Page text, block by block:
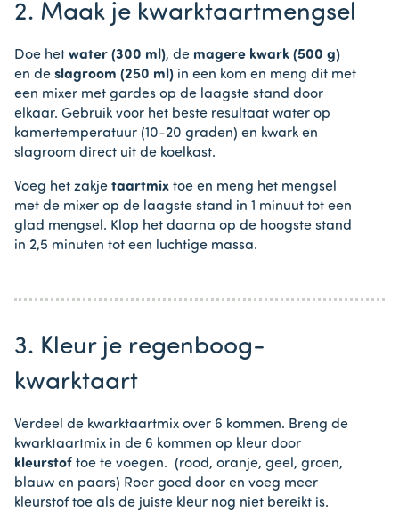
2. Maak je kwarktaartmengsel
Doe het water (300 ml), de magere kwark (500 g)
en de slagroom (250 ml) in een kom en meng dit met
een mixer met gardes op de laagste stand door
elkaar. Gebruik voor het beste resultaat water op
kamertemperatuur (10-20 graden) en kwark en
slagroom direct uit de koelkast.
Voeg het zakje taartmix toe en meng het mengsel
met de mixer op de laagste stand in 1 minuut tot een
glad mengsel. Klop het daarna op de hoogste stand
in 2,5 minuten tot een luchtige massa.
3. Kleur je regenboog-
kwarktaart
Verdeel de kwarktaartmix over 6 kommen. Breng de
kwarktaartmix in de 6 kommen op kleur door
kleurstof toe te voegen. (rood, oranje, geel, groen,
blauw en paars) Roer goed door en voeg meer
kleurstof toe als de juiste kleur nog niet bereikt is.